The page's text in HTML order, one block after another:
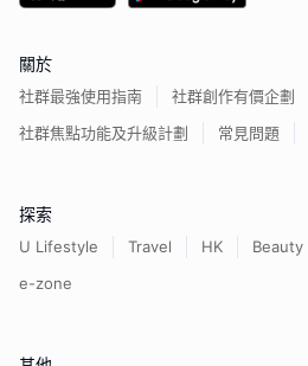
關於
社群最強使用指南
社群創作有價企劃
社群焦點功能及升級計劃
常見問題
探索
U Lifestyle Travel HK Beauty
e-zone